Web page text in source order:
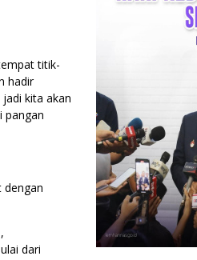
titik-
hadir
kita akan
pangan
dengan
dari